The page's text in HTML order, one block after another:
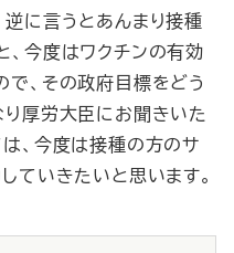
に言うとあんまり接種
今度はワクチンの有効
、その政府目標をどう
り厚労大臣にお聞きいた
、今度は接種の方のサ
ていきたいと思います。